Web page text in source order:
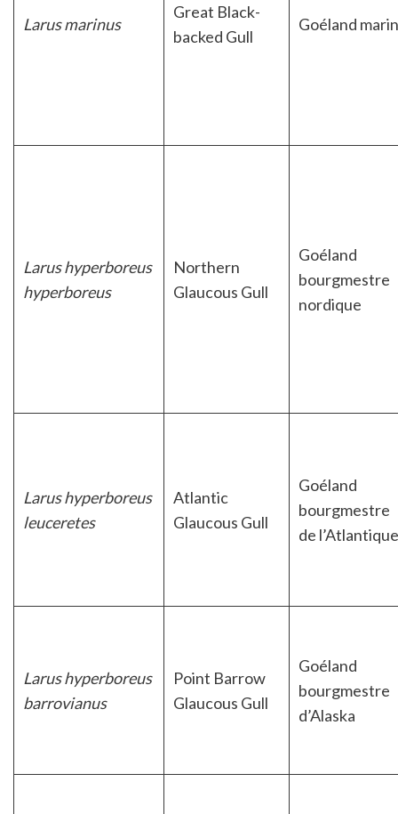
Larus marinus
Great Black-
backed Gull
Goéland marin
Larus hyperboreus
hyperboreus
Northern
Glaucous Gull
Goéland
bourgmestre
nordique
Larus hyperboreus
leuceretes
Atlantic
Glaucous Gull
Goéland
bourgmestre
de l’Atlantique
Larus hyperboreus
barrovianus
Point Barrow
Glaucous Gull
Goéland
bourgmestre
d’Alaska